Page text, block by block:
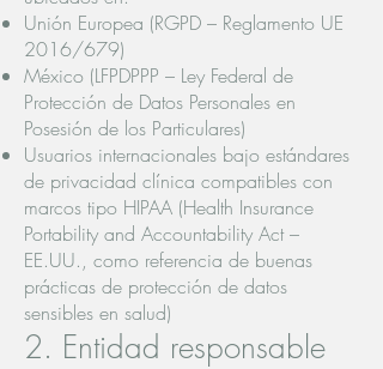
Unión Europea (RGPD – Reglamento UE
2016/679)
México (LFPDPPP – Ley Federal de
Protección de Datos Personales en
Posesión de los Particulares)
Usuarios internacionales bajo estándares
de privacidad clínica compatibles con
marcos tipo HIPAA (Health Insurance
Portability and Accountability Act –
EE.UU., como referencia de buenas
prácticas de protección de datos
sensibles en salud)
2. Entidad responsable